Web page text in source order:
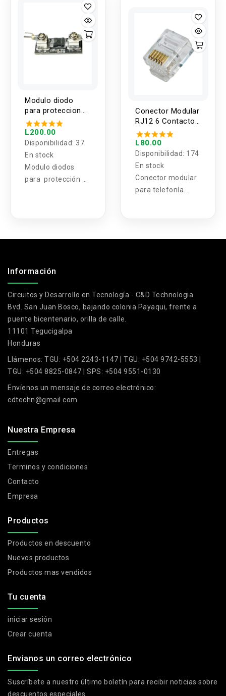
Modulo diodo
para proteccion
de corriente 80V
50A
L200.00
Disponibilidad: 37
En stock
Modulo diodos
para protección de
Conector Modular
RJ12 6 Contactos
6P6C (10
Unidades)
L80.00
Disponibilidad: 174
En stock
Conector modular
para telefonía
crimpadora.
Información
Circuitos y Desarrollo en Tecnología - C&D Technologia
Bvd. San Juan Bosco, bajando colonia Payaqui, frente a
puente bicentenario, orilla de calle.
11101 Tegucigalpa
Honduras
Llámenos: TGU: +504 2243-1147 | TGU: +504 9742-5553 |
TGU: +504 8825-0847 | SPS: +504 9551-0130
Envíenos un mensaje de correo electrónico:
cdtechn@gmail.com
Nuestra Empresa
Entregas
Terminos y condiciones
Contacto
Empresa
Productos
Productos en descuento
Nuevos productos
Productos mas vendidos
Tu cuenta
iniciar sesión
Crear cuenta
Envianos un correo electrónico
Suscríbete a nuestro último boletín para recibir noticias sobre
descuentos especiales.